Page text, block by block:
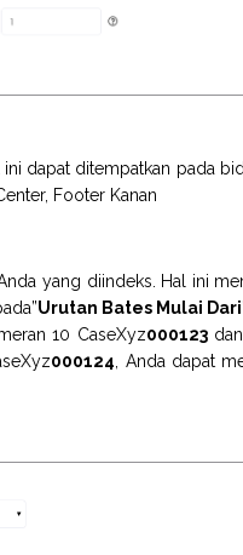
dapat ditempatkan pada
Footer Kanan
yang diindeks. Hal ini
Urutan Bates Mulai Dari
10 CaseXyz000123dan
000124 , Anda dapat